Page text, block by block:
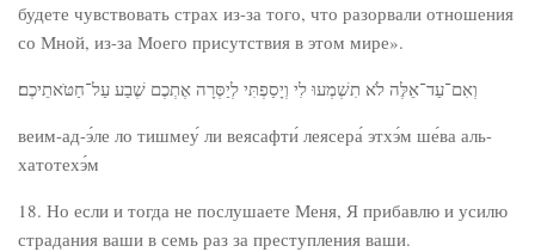
будете чувствовать страх из-за того, что разорвали отношения
со Мной, из-за Моего присутствия в этом мире».
וְאִם־עַד־אֵלֶּה לֹא תִשְׁמְעוּ לִי וְיָסַפְתִּי לְיַסְּרָה אֶתְכֶם שֶׁבַע עַל־חַטֹּאתֵיכֶם׃
веим-ад-э́ле ло тишмеу́ ли веясафти́ леясера́ этхэ́м ше́ва аль-
хатотехэ́м
18. Но если и тогда не послушаете Меня, Я прибавлю и усилю
страдания ваши в семь раз за преступления ваши.